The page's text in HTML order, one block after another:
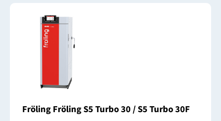
Fröling Fröling S5 Turbo 30 / S5 Turbo 30F